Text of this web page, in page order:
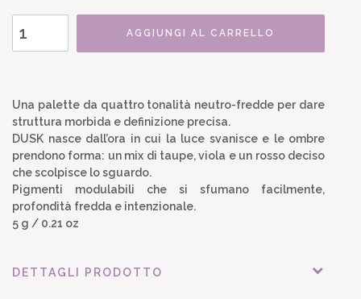
AGGIUNGI AL CARRELLO
Una palette da quattro tonalità neutro-fredde per dare
struttura morbida e definizione precisa.
DUSK nasce dall’ora in cui la luce svanisce e le ombre
prendono forma: un mix di taupe, viola e un rosso deciso
che scolpisce lo sguardo.
Pigmenti modulabili che si sfumano facilmente,
profondità fredda e intenzionale.
5 g / 0.21 oz
DETTAGLI PRODOTTO